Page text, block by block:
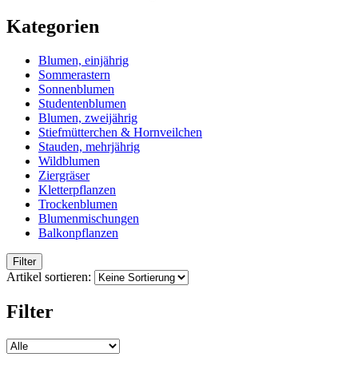
Kategorien
Blumen, einjährig
Sommerastern
Sonnenblumen
Studentenblumen
Blumen, zweijährig
Stiefmütterchen & Hornveilchen
Stauden, mehrjährig
Wildblumen
Ziergräser
Kletterpflanzen
Trockenblumen
Blumenmischungen
Balkonpflanzen
Filter
Artikel sortieren:
Filter